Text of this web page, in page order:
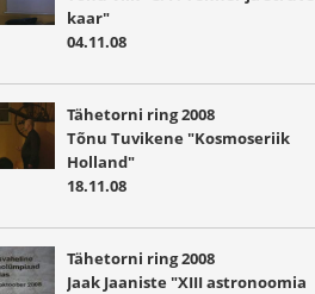
kaar"
04.11.08
Tähetorni ring 2008
Tõnu Tuvikene "Kosmoseriik
Holland"
18.11.08
Tähetorni ring 2008
Jaak Jaaniste "XIII astronoomia